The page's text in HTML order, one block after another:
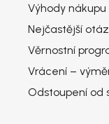
Výhody nákupu
Nejčastější
Věrnostní
Vrácení –
Odstoupení od